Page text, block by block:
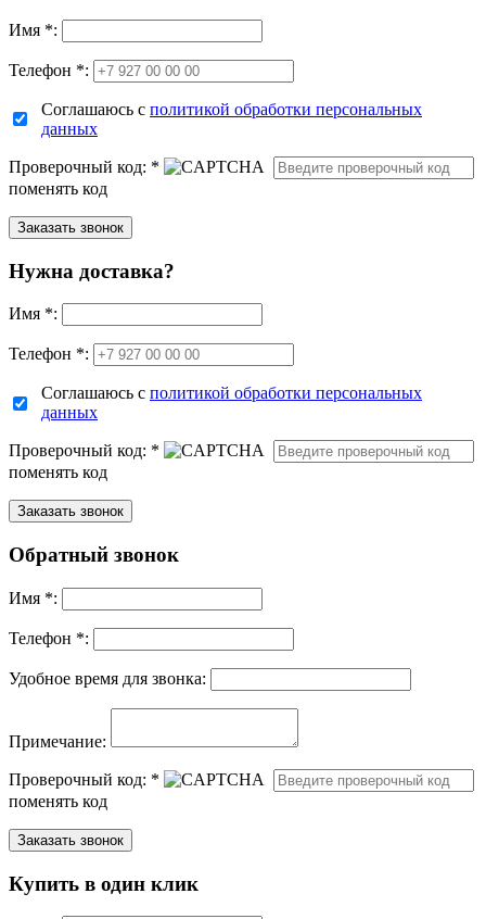
Имя *:
Телефон *:
Соглашаюсь с политикой обработки персональных
данных
Проверочный код: *
поменять код
Нужна доставка?
Имя *:
Телефон *:
Соглашаюсь с политикой обработки персональных
данных
Проверочный код: *
поменять код
Обратный звонок
Имя *:
Телефон *:
Удобное время для звонка:
Примечание:
Проверочный код: *
поменять код
Купить в один клик